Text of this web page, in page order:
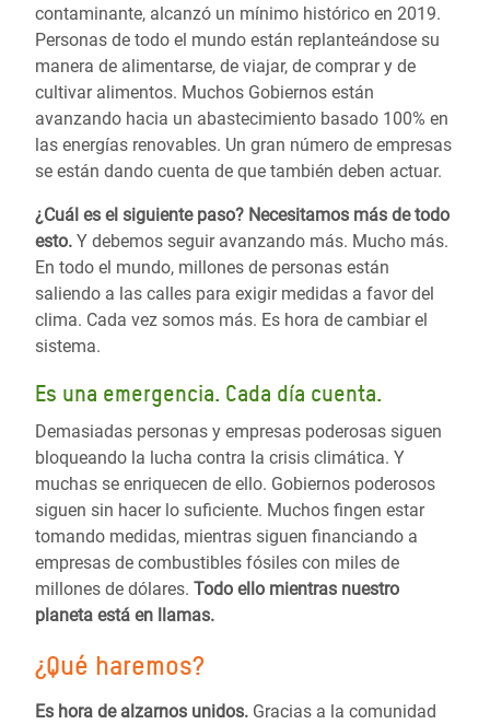
contaminante, alcanzó un mínimo histórico en 2019.
Personas de todo el mundo están replanteándose su
manera de alimentarse, de viajar, de comprar y de
cultivar alimentos. Muchos Gobiernos están
avanzando hacia un abastecimiento basado 100% en
las energías renovables. Un gran número de empresas
se están dando cuenta de que también deben actuar.
¿Cuál es el siguiente paso? Necesitamos más de todo
esto. Y debemos seguir avanzando más. Mucho más.
En todo el mundo, millones de personas están
saliendo a las calles para exigir medidas a favor del
clima. Cada vez somos más. Es hora de cambiar el
sistema.
Es una emergencia. Cada día cuenta.
Demasiadas personas y empresas poderosas siguen
bloqueando la lucha contra la crisis climática. Y
muchas se enriquecen de ello. Gobiernos poderosos
siguen sin hacer lo suficiente. Muchos fingen estar
tomando medidas, mientras siguen financiando a
empresas de combustibles fósiles con miles de
millones de dólares. Todo ello mientras nuestro
planeta está en llamas.
¿Qué haremos?
Es hora de alzarnos unidos. Gracias a la comunidad